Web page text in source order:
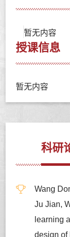
暂无内容
授课信息
暂无内容
科研
Wang
Ju Jian,
learning
design of